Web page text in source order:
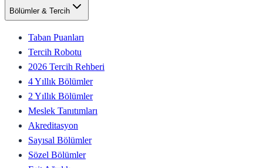
Bölümler & Tercih
Taban Puanları
Tercih Robotu
2026 Tercih Rehberi
4 Yıllık Bölümler
2 Yıllık Bölümler
Meslek Tanıtımları
Akreditasyon
Sayısal Bölümler
Sözel Bölümler